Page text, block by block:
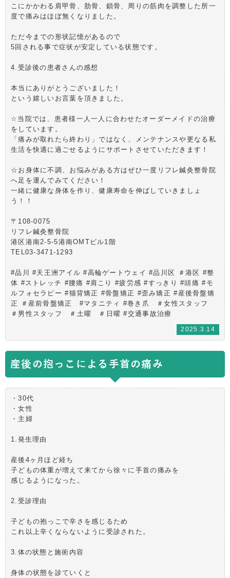
こにかかわる肩甲骨、肋骨、鎖骨、周りの筋肉を調整した所一
度で痛みはほぼ無くなりました。
ただ今までの形状記憶があるので
5回される事で症状が安定している状態です。
4.受診後の患者さんの感想
本当にありがとうございました！
という嬉しいお言葉を頂きました。
☆当院では、患者様一人一人に合わせたオーダーメイドの治療
をしています。
「痛みが取れたら終わり」ではなく、メンテナンスや更なる私
生活を快適に過ごせるようにサポートさせていただきます！
☆お身体に不調、お悩みがある方はぜひ一度リフレ鍼灸整骨院
へ足を運んでみてください！
一緒に健康な身体を作り、健康寿命を伸ばしていきましょ
う！！
〒108-0075
リフレ鍼灸整骨院
港区港南2-5-5港南OMTビル1階
TEL03-3471-1293
#品川 #天王洲アイル #高輪ゲートウェイ #品川区 ＃港区 #整
体 #ストレッチ #腰痛 #肩こり #疲労感 #すっきり #頭痛 #モ
ルフォセラピー #猫背矯正 #骨盤矯正 #歪み矯正 #産後骨盤矯
正 ＃産前骨盤矯正 #マタニティ #巻き爪 ＃女性スタッフ
＃男性スタッフ ＃土曜 ＃日曜 #交通事故治療
2025.3.14
産後の抱っこによる手首の痛み
・30代
・女性
・主婦
1.発生理由
産後4ヶ月ほど経ち
子どもの体重が増えて来てから徐々に手首の痛みを
感じるようになった。
2.受診理由
子どもの抱っこで辛さを感じるため
これ以上辛くならないように受診された。
3.体の状態と施術内容
身体の状態を診ていくと